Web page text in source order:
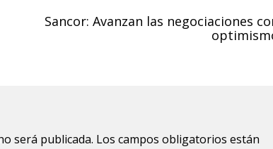
Sancor: Avanzan las negociaciones
será publicada. Los campos obligatorios están